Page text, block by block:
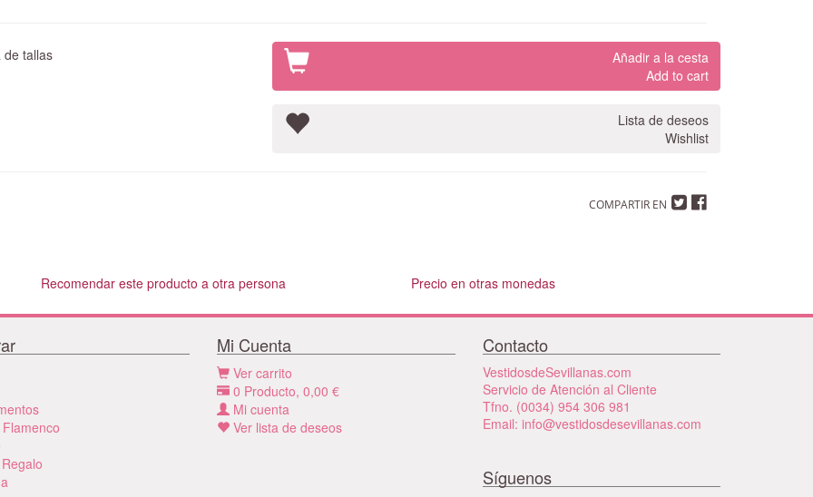
tallas
Añadir a la cesta
Add to cart
Lista de deseos
Wishlist
COMPARTIR EN
Recomendar este producto a otra persona Precio en otras monedas
Mi Cuenta
Ver carrito
0 Producto, 0,00 €
Mi cuenta
Ver lista de deseos
Contacto
VestidosdeSevillanas.com
Servicio de Atención al Cliente
Tfno. (0034) 954 306 981
Email: info@vestidosdesevillanas.com
Síguenos